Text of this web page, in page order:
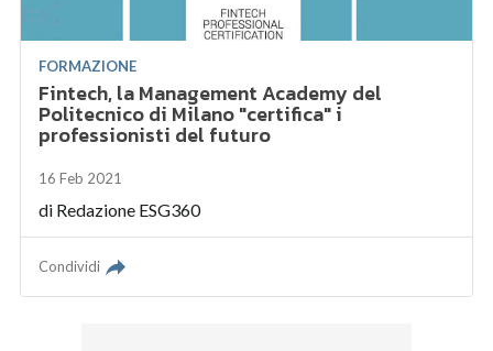
FORMAZIONE
Fintech, la Management Academy del
Politecnico di Milano "certifica" i
professionisti del futuro
16 Feb 2021
di Redazione ESG360
Condividi